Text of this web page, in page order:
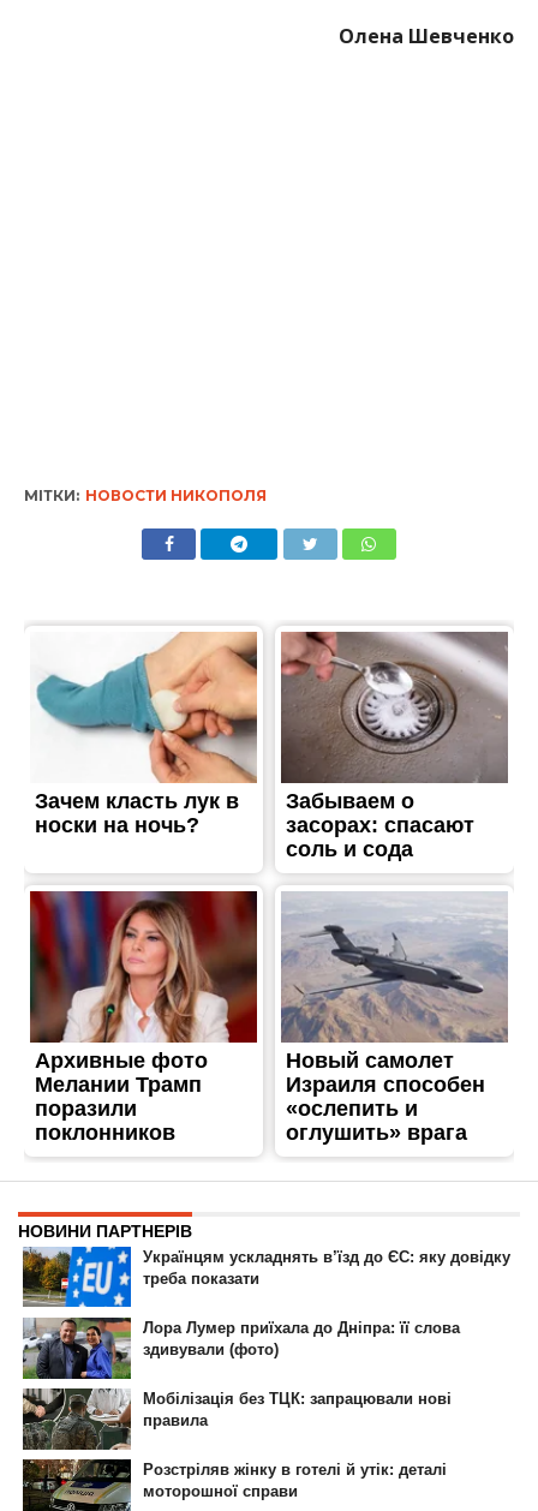
ГОЛОВНА РЕКЛАМА НА САЙТІ
© 2007-2022 Інформатор - Національне інтернет-видання.
При повному або частковому використанні матеріалів сайту посилання
на сайт інтернет-виданняnikopol.informator.uaяк джерело
інформації є обов'язковим.